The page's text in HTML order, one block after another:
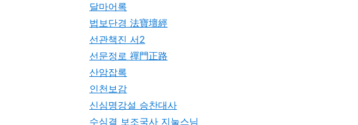
달마어록
법보단경 法寶壇經
선관책진 서2
선문정로 禪門正路
산암잡록
인천보감
신심명강설 승찬대사
수심결 보조국사 지눌스님